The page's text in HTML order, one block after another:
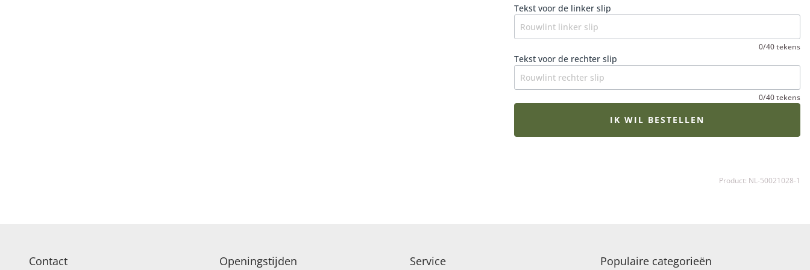
Fleurop bloemist zorgt ervoor dat het rouwboeket op het
juiste moment wordt bezorgd en dat de bloemen op hun
mooist zijn. Een extra fijne gedachte in een verdrietige
Tekst voor de linker slip
0/40 tekens
Tekst voor de rechter slip
0/40 tekens
IK WIL BESTELLEN
Product: NL-50021028-1
Contact Openingstijden Service Populaire categorieën